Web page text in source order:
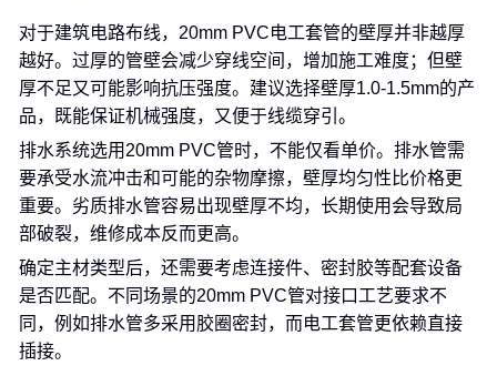
对于建筑电路布线，20mm PVC电工套管的壁厚并非越厚
越好。过厚的管壁会减少穿线空间，增加施工难度；但壁
厚不足又可能影响抗压强度。建议选择壁厚1.0-1.5mm的产
品，既能保证机械强度，又便于线缆穿引。
排水系统选用20mm PVC管时，不能仅看单价。排水管需
要承受水流冲击和可能的杂物摩擦，壁厚均匀性比价格更
重要。劣质排水管容易出现壁厚不均，长期使用会导致局
部破裂，维修成本反而更高。
确定主材类型后，还需要考虑连接件、密封胶等配套设备
是否匹配。不同场景的20mm PVC管对接口工艺要求不
同，例如排水管多采用胶圈密封，而电工套管更依赖直接
插接。